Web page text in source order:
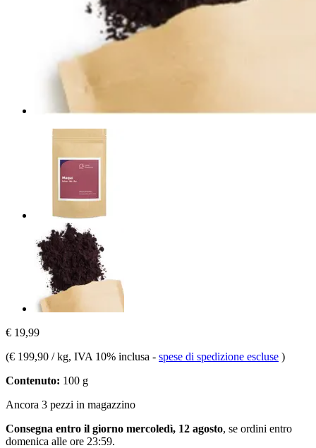
€ 19,99
(€ 199,90 / kg, IVA 10% inclusa - spese di spedizione escluse )
Contenuto: 100 g
Ancora 3 pezzi in magazzino
Consegna entro il giorno mercoledì, 12 agosto, se ordini entro
domenica alle ore 23:59.